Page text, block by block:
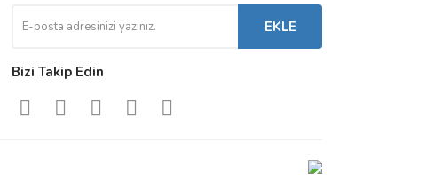
EKLE
Bizi Takip Edin